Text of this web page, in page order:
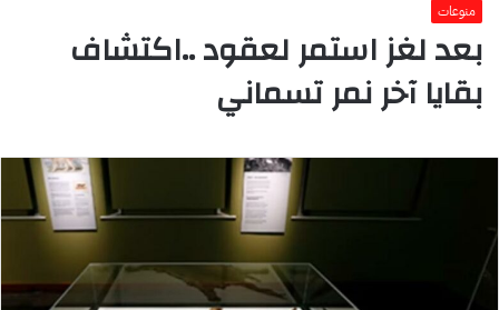
منوعات
بعد لغز استمر لعقود ..اكتشاف
بقايا آخر نمر تسماني